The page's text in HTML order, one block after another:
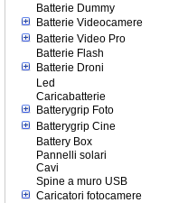
Batterie Dummy
Batterie Videocamere
Batterie Video Pro
Batterie Flash
Batterie Droni
Led
Caricabatterie
Batterygrip Foto
Batterygrip Cine
Battery Box
Pannelli solari
Cavi
Spine a muro USB
Caricatori fotocamere